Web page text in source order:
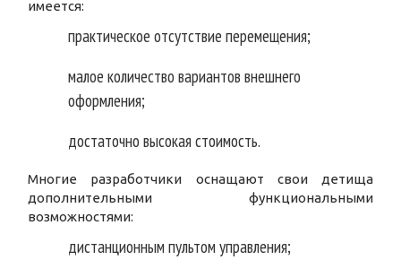
имеется:
практическое отсутствие перемещения;
малое количество вариантов внешнего
оформления;
достаточно высокая стоимость.
Многие разработчики оснащают свои детища
дополнительными функциональными
возможностями:
дистанционным пультом управления;